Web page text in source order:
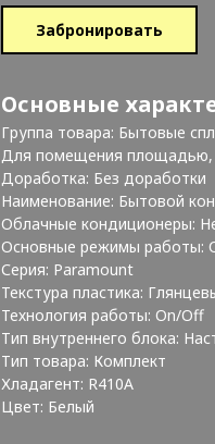
Забронировать
Основные
Группа товара: Бытовые
Для помещения площадью,
Доработка: Без доработки
Наименование: Бытовой
Облачные кондиционеры:
Основные режимы работы:
Серия: Paramount
Текстура пластика:
Технология работы: On/Off
Тип внутреннего блока:
Тип товара: Комплект
Хладагент: R410A
Цвет: Белый